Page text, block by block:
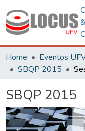
&
Home Eventos
SBQP 2015
SBQP 2015